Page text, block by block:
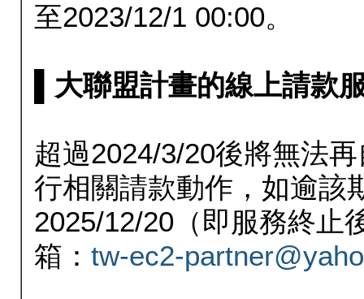
至2023/12/1 00:00。
▌大聯盟計畫的線上請款
超過2024/3/20後將無法
行相關請款動作，如逾該
2025/12/20（即服務終止
箱： tw-ec2-